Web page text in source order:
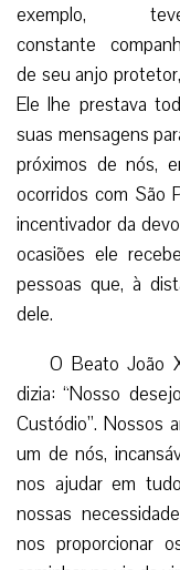
exemplo,
constante
de seu anjo
Ele lhe prestava
suas mensagens
próximos de nós,
ocorridos com São
incentivador da
ocasiões ele
pessoas que, à
dele.
O Beato João
dizia: “Nosso
Custódio”. Nossos
um de nós,
nos ajudar em
nossas
nos proporcionar